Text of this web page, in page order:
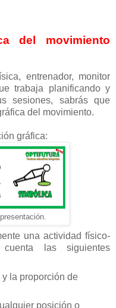
del movimiento
entrenador, monitor
trabaja planificando y
sesiones, sabrás que
del movimiento.
gráfica:
una actividad físico-
las siguientes
la proporción de
posición o